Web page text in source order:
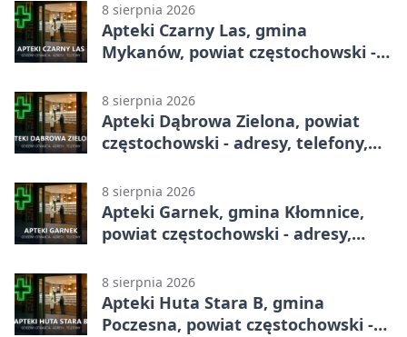
8 sierpnia 2026
Apteki Czarny Las, gmina
Mykanów, powiat częstochowski -
8 sierpnia 2026
Apteki Dąbrowa Zielona, powiat
częstochowski - adresy, telefony,
8 sierpnia 2026
Apteki Garnek, gmina Kłomnice,
powiat częstochowski - adresy,
8 sierpnia 2026
Apteki Huta Stara B, gmina
Poczesna, powiat częstochowski -